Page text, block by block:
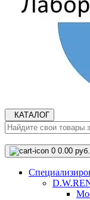
КАТАЛОГ
0 0.00 руб.